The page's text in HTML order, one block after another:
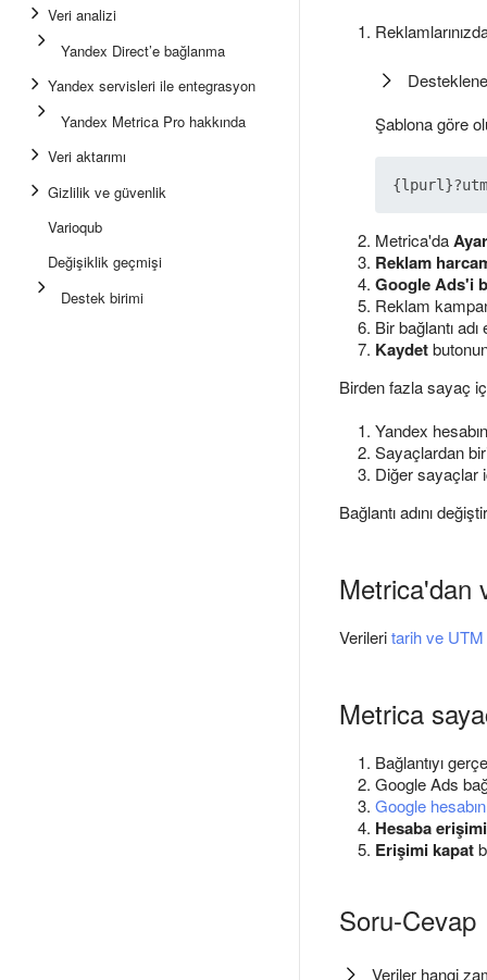
Veri analizi
Yandex Direct’e bağlanma
Yandex servisleri ile entegrasyon
Yandex Metrica Pro hakkında
Veri aktarımı
Gizlilik ve güvenlik
Varioqub
Değişiklik geçmişi
Destek birimi
Şablona göre
Metrica'da
Reklam
Google Ads'i
Reklam
Bir bağlantı
Kaydet
Birden fazla sayaç
Yandex
Sayaçlardan
Diğer sayaçlar
Bağlantı adını
Metrica'dan
Verileritarih ve UTM
Metrica
Bağlantıyı
Google Ads
Google
Hesaba
Erişimi kapat
Soru-Cevap
Veriler hangi